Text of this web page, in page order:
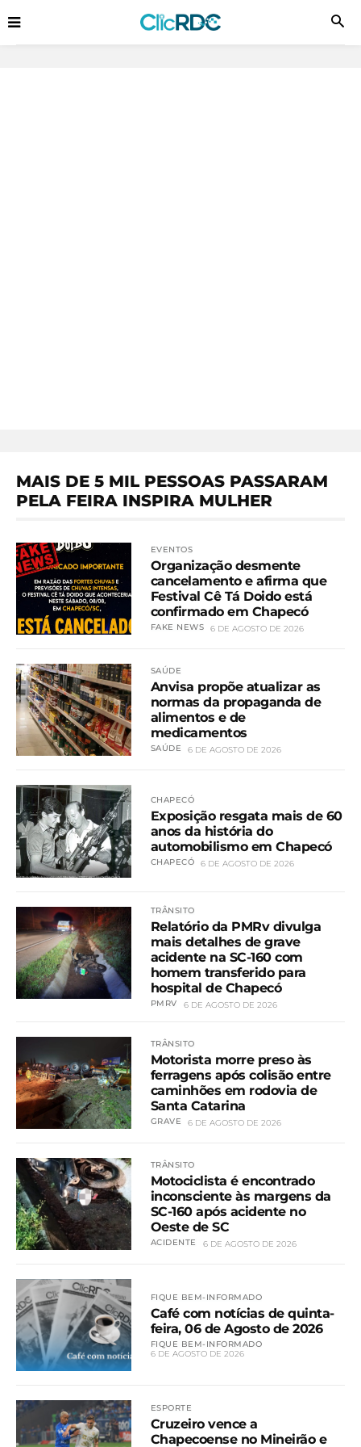
MAIS DE 5 MIL PESSOAS PASSARAM
PELA FEIRA INSPIRA MULHER
EVENTOS
Organização desmente
cancelamento e afirma que
Festival Cê Tá Doido está
confirmado em Chapecó
FAKE NEWS 6 DE AGOSTO DE 2026
SAÚDE
Anvisa propõe atualizar as
normas da propaganda de
alimentos e de
medicamentos
SAÚDE 6 DE AGOSTO DE 2026
CHAPECÓ
Exposição resgata mais de 60
anos da história do
automobilismo em Chapecó
CHAPECÓ 6 DE AGOSTO DE 2026
TRÂNSITO
Relatório da PMRv divulga
mais detalhes de grave
acidente na SC-160 com
homem transferido para
hospital de Chapecó
PMRV 6 DE AGOSTO DE 2026
TRÂNSITO
Motorista morre preso às
ferragens após colisão entre
caminhões em rodovia de
Santa Catarina
GRAVE 6 DE AGOSTO DE 2026
TRÂNSITO
Motociclista é encontrado
inconsciente às margens da
SC-160 após acidente no
Oeste de SC
ACIDENTE 6 DE AGOSTO DE 2026
FIQUE BEM-INFORMADO
Café com notícias de quinta-
feira, 06 de Agosto de 2026
FIQUE BEM-INFORMADO
6 DE AGOSTO DE 2026
ESPORTE
Cruzeiro vence a
Chapecoense no Mineirão e